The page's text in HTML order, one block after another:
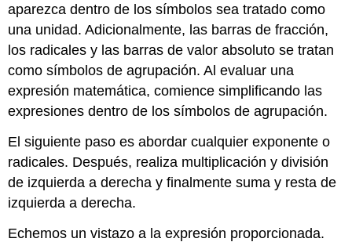
aparezca dentro de los símbolos sea tratado como
una unidad. Adicionalmente, las barras de fracción,
los radicales y las barras de valor absoluto se tratan
como símbolos de agrupación. Al evaluar una
expresión matemática, comience simplificando las
expresiones dentro de los símbolos de agrupación.
El siguiente paso es abordar cualquier exponente o
radicales. Después, realiza multiplicación y división
de izquierda a derecha y finalmente suma y resta de
izquierda a derecha.
Echemos un vistazo a la expresión proporcionada.